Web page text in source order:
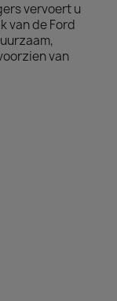
vervoert u
van de Ford
van